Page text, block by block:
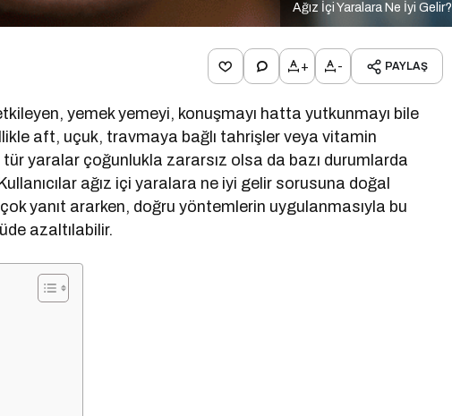
Ağız İçi Yaralara Ne İyi Gelir?
+ - PAYLAŞ
yemek yemeyi, konuşmayı hatta yutkunmayı bile
aft, uçuk, travmaya bağlı tahrişler veya vitamin
yaralar çoğunlukla zararsız olsa da bazı durumlarda
ağız içi yaralara ne iyi gelir sorusuna doğal
yanıt ararken, doğru yöntemlerin uygulanmasıyla bu
azaltılabilir.